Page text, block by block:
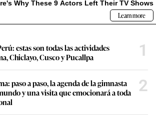
estas son todas las actividades
Chiclayo, Cusco y Pucallpa
1
paso a paso, la agenda de la gimnasta
y una visita que emocionará a toda
2